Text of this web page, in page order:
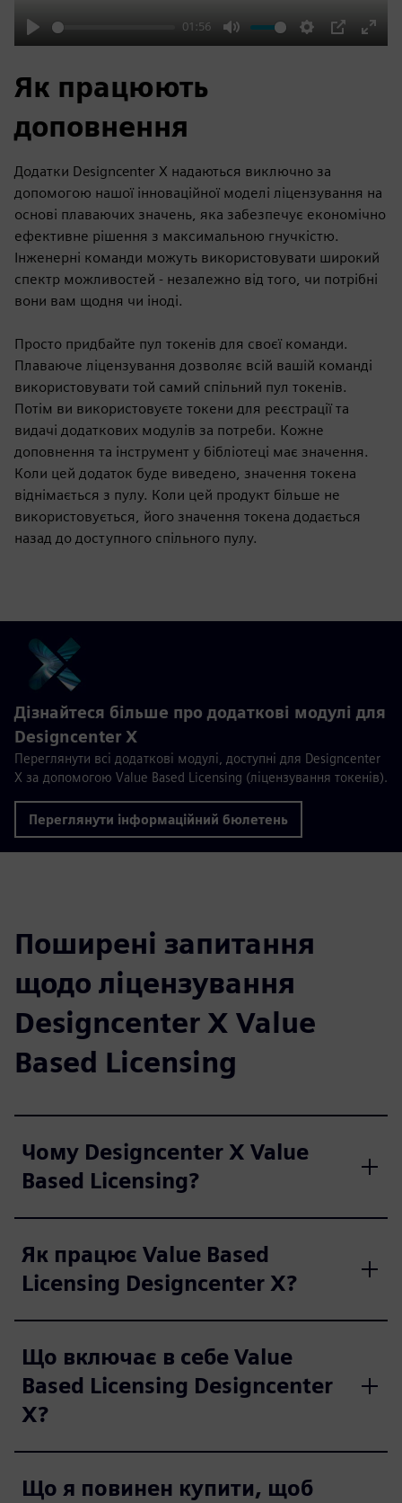
Play
01:56
Mute Settings
PIP
Enter
Як працюють
доповнення
Додатки Designcenter X надаються виключно за
допомогою нашої інноваційної моделі ліцензування на
основі плаваючих значень, яка забезпечує економічно
ефективне рішення з максимальною гнучкістю.
Інженерні команди можуть використовувати широкий
спектр можливостей - незалежно від того, чи потрібні
вони вам щодня чи іноді.
Просто придбайте пул токенів для своєї команди.
Плаваюче ліцензування дозволяє всій вашій команді
використовувати той самий спільний пул токенів.
Потім ви використовуєте токени для реєстрації та
видачі додаткових модулів за потреби. Кожне
доповнення та інструмент у бібліотеці має значення.
Коли цей додаток буде виведено, значення токена
віднімається з пулу. Коли цей продукт більше не
використовується, його значення токена додається
назад до доступного спільного пулу.
Дізнайтеся більше про додаткові модулі для
Designcenter X
Переглянути всі додаткові модулі, доступні для Designcenter
X за допомогою Value Based Licensing (ліцензування токенів).
Переглянути інформаційний бюлетень
Поширені запитання
щодо ліцензування
Designcenter X Value
Based Licensing
Чому Designcenter X Value
Based Licensing?
Як працює Value Based
Licensing Designcenter X?
Що включає в себе Value
Based Licensing Designcenter
X?
Що я повинен купити, щоб